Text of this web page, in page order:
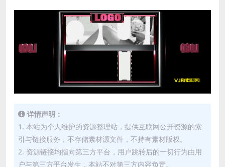
详情声明：
1. 本站为个人维护的资源整理站，提供互联网公开资源的索
引与链接服务，不存储素材源文件，不持有素材版权。
2. 资源链接均指向第三方平台，用户跳转后的一切行为由用
户与第三方平台发生，本站不对第三方内容负责。